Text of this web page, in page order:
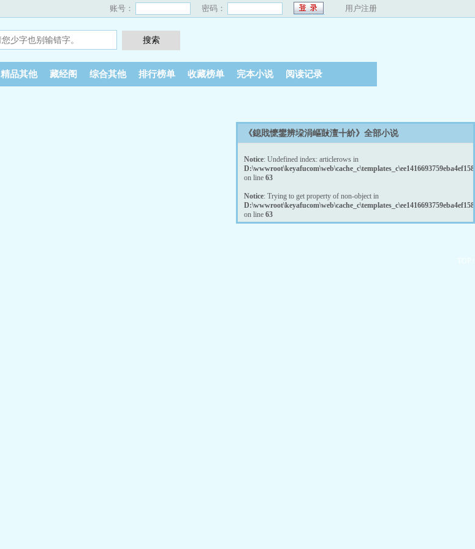
账号： 密码： 用户注册
精品其他 藏经阁 综合其他 排行榜单 收藏榜单 完本小说 阅读记录
《鎴戝懡鐢辨垜涓嶇敱澶╋紒》全部小说
Notice: Undefined index: articlerows in
on line63
Notice: Trying to get property of non-object in
on line63